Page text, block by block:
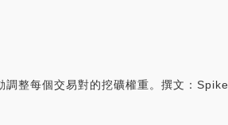
整每個交易對的挖礦權重。撰文：